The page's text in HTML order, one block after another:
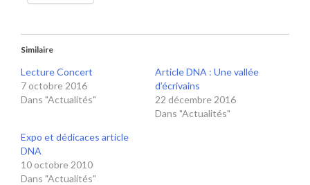
Similaire
Lecture Concert
7 octobre 2016
Dans "Actualités"
Article DNA : Une vallée
d’écrivains
22 décembre 2016
Dans "Actualités"
Expo et dédicaces article
DNA
10 octobre 2010
Dans "Actualités"